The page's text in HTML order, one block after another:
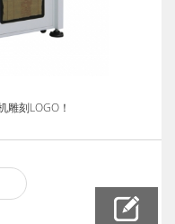
雕刻LOGO！